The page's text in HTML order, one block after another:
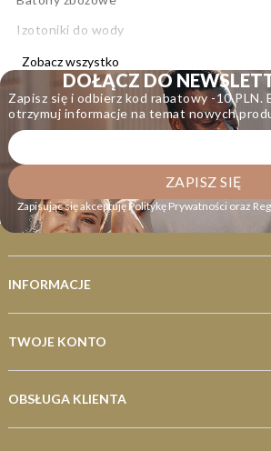
Izotoniki do wody
Niskokaloryczne batony
Zdrowe batony
Napoje nawadniające
Wody smakowe
Zobacz wszystko
DOŁĄCZ DO
Zapisz się i odbierz kod rabatowy -10 PLN.
otrzymuj informacje na temat nowych
Zapisując się akceptujęPolitykę Prywatności oraz
INFORMACJE
TWOJE KONTO
OBSŁUGA KLIENTA